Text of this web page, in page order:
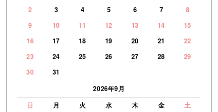
2
3 4 5 6 7
8
9
10 11 12 13 14
15
16
17 18 19 20 21
22
23
24 25 26 27 28
29
30
31
2026年9月
日
月 火 水 木 金
土